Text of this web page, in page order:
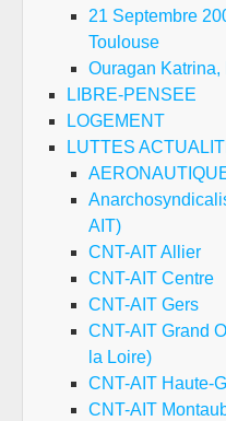
21 Septembre
Toulouse
Ouragan
LIBRE-PENSEE
LOGEMENT
LUTTES
AIT)
CNT-AIT Allier
CNT-AIT Centre
CNT-AIT Gers
CNT-AIT Grand
la Loire)
CNT-AIT Haute-
CNT-AIT